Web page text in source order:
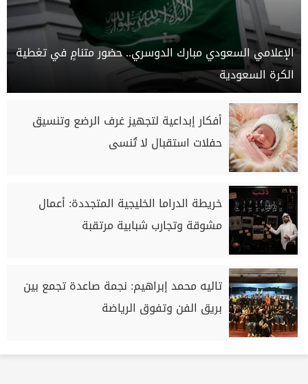
الإعلامي السعودي مبارك الدوسري.. حضور متنامٍ في تغطية
الكرة السعودية
أفكار إبداعية لتجهيز غرف الرضع وتنسيق
حفلات استقبال لا تُنسى
خريطة الدراما الخليجية المتجددة: أعمال
مشوقة وتجارب شبابية مرتقبة
تاليه محمد إبراهيم: نجمة صاعدة تجمع بين
بريق الفن وتفوق الرياضة